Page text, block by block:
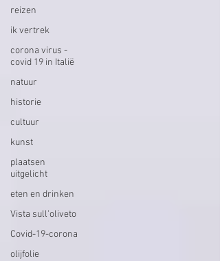
reizen
ik vertrek
corona virus -
covid 19 in Italië
natuur
historie
cultuur
kunst
plaatsen
uitgelicht
eten en drinken
Vista sull'oliveto
Covid-19-corona
olijfolie